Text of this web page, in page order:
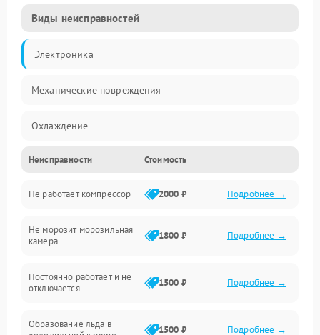
Виды неисправностей
Электроника
Механические повреждения
Охлаждение
Механика
Электропитание
Дренаж
Неисправности Стоимость
Не работает компрессор 2000 ₽ Подробнее →
Не морозит морозильная
камера
1800 ₽ Подробнее →
Постоянно работает и не
отключается
1500 ₽ Подробнее →
Образование льда в
1500 ₽ Подробнее →